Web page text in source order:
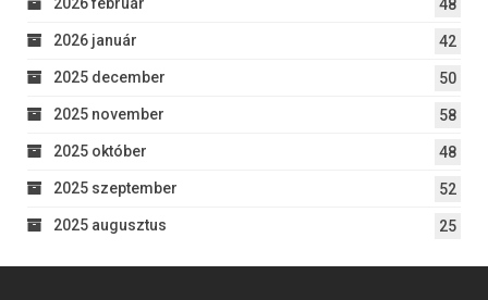
2026 február 48
2026 január 42
2025 december 50
2025 november 58
2025 október 48
2025 szeptember 52
2025 augusztus 25